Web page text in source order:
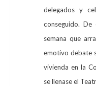
delegados y
conseguido. De
semana que
emotivo debate
vivienda en la
se llenase el